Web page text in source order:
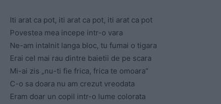
Iti arat ca pot, iti arat ca pot, iti arat ca pot
Povestea mea incepe intr-o vara
Ne-am intalnit langa bloc, tu fumai o tigara
Erai cel mai rau dintre baietii de pe scara
Mi-ai zis „nu-ti fie frica, frica te omoara”
C-o sa doara nu am crezut vreodata
Eram doar un copil intr-o lume colorata